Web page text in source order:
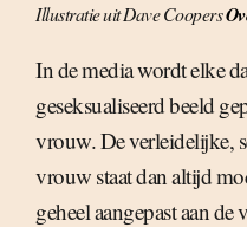
Illustratie uit Dave Coopers
In de media wordt elke
geseksualiseerd beeld
vrouw. De verleidelijke,
vrouw staat dan altijd
geheel aangepast aan de